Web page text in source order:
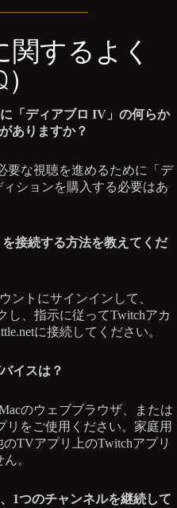
するよく
「ディアブロ IV」の何らか
ありますか？
要な視聴を進めるために「デ
ションを購入する必要はあ
接続する方法を教えてくだ
ントにサインインして、
し、指示に従ってTwitchアカ
に接続してください。
イスは？
のウェブブラウザ、または
リをご使用ください。家庭用
TVアプリ上のTwitchアプリ
。
1つのチャンネルを継続して